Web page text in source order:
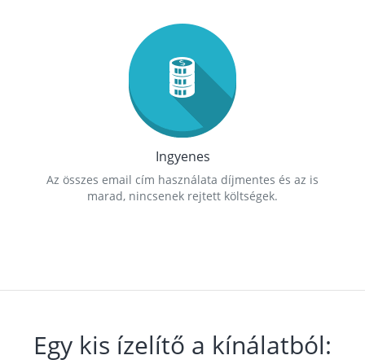
Ingyenes
Az összes email cím használata díjmentes és az is
marad, nincsenek rejtett költségek.
Egy kis ízelítő a kínálatból: